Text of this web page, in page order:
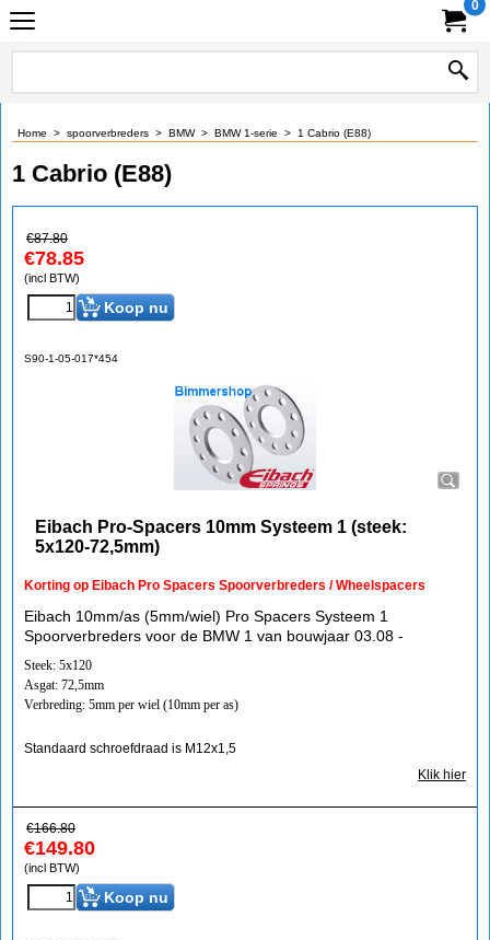
0
Home > spoorverbreders > BMW> BMW 1-serie > 1 Cabrio (E88)
1 Cabrio (E88)
€87.80
€78.85
(incl BTW)
Koop nu
S90-1-05-017*454
Eibach Pro-Spacers 10mm Systeem 1 (steek:
5x120-72,5mm)
Korting op Eibach Pro Spacers Spoorverbreders / Wheelspacers
Eibach 10mm/as (5mm/wiel) Pro Spacers Systeem 1
Spoorverbreders voor de BMW 1 van bouwjaar 03.08 -
Steek: 5x120
Asgat: 72,5mm
Verbreding: 5mm per wiel (10mm per as)
Standaard schroefdraad is M12x1,5
Klik hier
€166.80
€149.80
(incl BTW)
Koop nu